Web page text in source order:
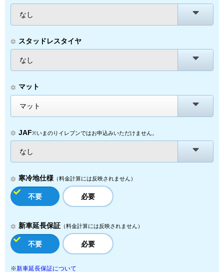
なし
スタッドレスタイヤ
なし
マット
マット
JAF※いまのりイレブンではお申込みいただけません。
なし
寒冷地仕様（料金計算には反映されません）
不要 必要
新車延長保証（料金計算には反映されません）
不要 必要
※新車延長保証について